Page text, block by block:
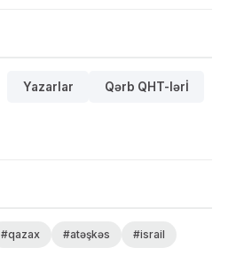
Yazarlar Qərb QHT-lərİ
#qazax #atəşkəs
#israil